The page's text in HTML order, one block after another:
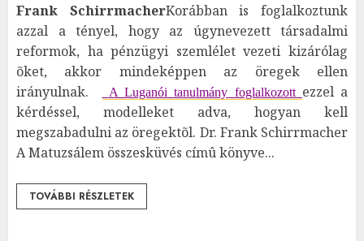
Frank SchirrmacherKorábban is foglalkoztunk
azzal a tényel, hogy az úgynevezett társadalmi
reformok, ha pénzügyi szemlélet vezeti kizárólag
õket, akkor mindeképpen az öregek ellen
irányulnak.
A Luganói tanulmány foglalkozott ezzel a
kérdéssel, modelleket adva, hogyan kell
megszabadulni az öregektõl. Dr. Frank Schirrmacher
A Matuzsálem összesküvés címû könyve...
TOVÁBBI RÉSZLETEK